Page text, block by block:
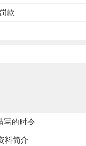
款
写的时令
料简介